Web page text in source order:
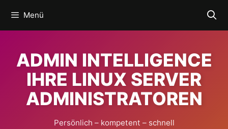
Inhalt
springen
Menü
ADMIN INTELLIGENCE
IHRE LINUX SERVER
ADMINISTRATOREN
Persönlich – kompetent – schnell